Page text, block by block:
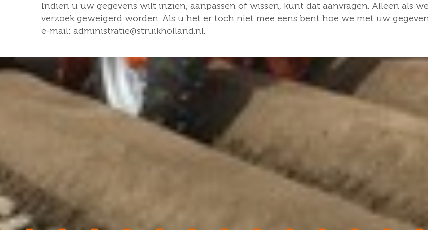
Indien u uw gegevens wilt inzien, aanpassen of wissen, kunt dat aanvragen. Alleen als
verzoek geweigerd worden. Als u het er toch niet mee eens bent hoe we met uw
e-mail: administratie@struikholland.nl.